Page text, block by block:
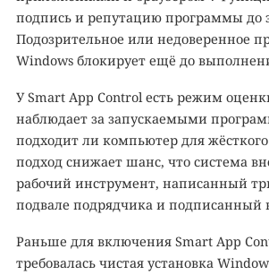
подпись и репутацию программы до
Подозрительное или недоверенное
Windows блокирует ещё до
У Smart App Control есть режим
наблюдает за запускаемыми
подходит ли компьютер для
подход снижает шанс, что система
рабочий инструмент, написанный
подвале подрядчика и подписанный
Раньше для включения Smart App
требовалась чистая установка